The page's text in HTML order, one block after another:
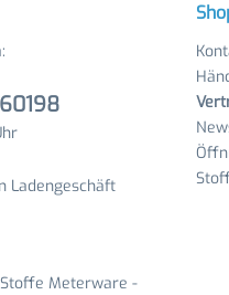
Ladengeschäft
Meterware -